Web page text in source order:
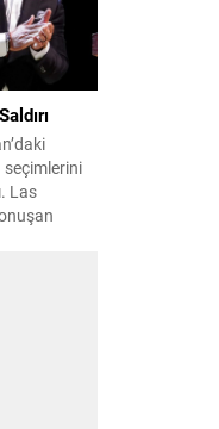
seçimlerini
Las